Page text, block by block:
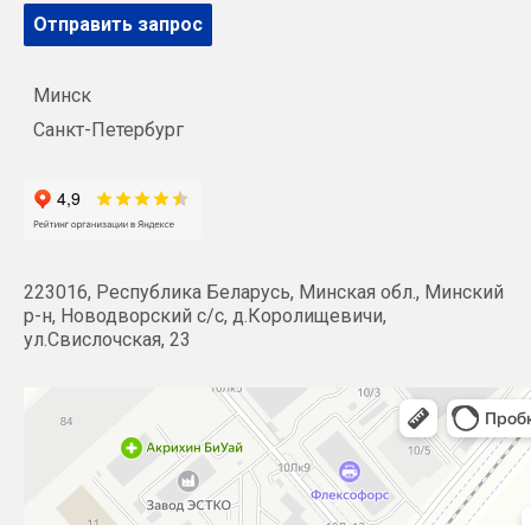
Отправить запрос
Минск
Санкт-Петербург
223016, Республика Беларусь, Минская обл., Минский
р-н, Новодворский с/с, д.Королищевичи,
ул.Свислочская, 23